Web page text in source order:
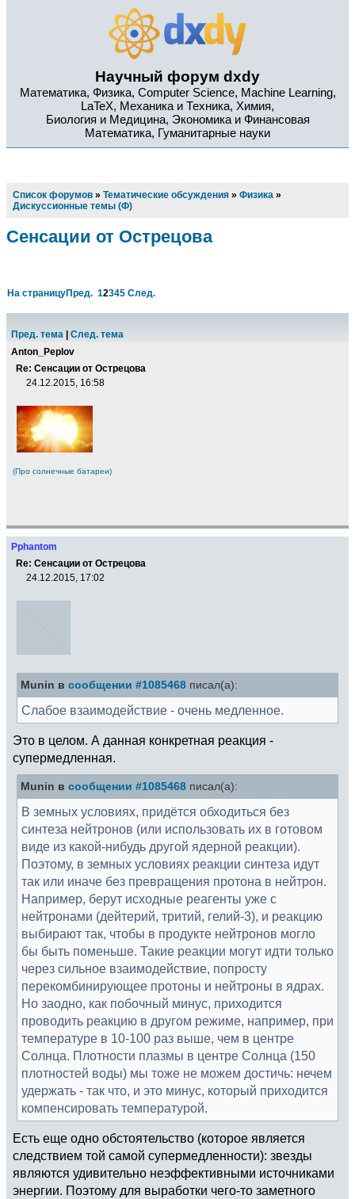
Научный форум dxdy
Математика, Физика, Computer Science, Machine Learning,
LaTeX, Механика и Техника, Химия,
Биология и Медицина, Экономика и Финансовая
Математика, Гуманитарные науки
Список форумов » Тематические обсуждения » Физика »
Дискуссионные темы (Ф)
Сенсации от Острецова
На страницуПред. 12345 След.
Пред. тема
След. тема
Anton_Peplov
Re: Сенсации от Острецова
24.12.2015, 16:58
(Про солнечные батареи)
Pphantom
Re: Сенсации от Острецова
24.12.2015, 17:02
Munin в сообщении #1085468 писал(а):
Слабое взаимодействие - очень медленное.
Это в целом. А данная конкретная реакция -
супермедленная.
Munin в сообщении #1085468 писал(а):
В земных условиях, придётся обходиться без
синтеза нейтронов (или использовать их в готовом
виде из какой-нибудь другой ядерной реакции).
Поэтому, в земных условиях реакции синтеза идут
так или иначе без превращения протона в нейтрон.
Например, берут исходные реагенты уже с
нейтронами (дейтерий, тритий, гелий-3), и реакцию
выбирают так, чтобы в продукте нейтронов могло
бы быть поменьше. Такие реакции могут идти только
через сильное взаимодействие, попросту
перекомбинирующее протоны и нейтроны в ядрах.
Но заодно, как побочный минус, приходится
проводить реакцию в другом режиме, например, при
температуре в 10-100 раз выше, чем в центре
Солнца. Плотности плазмы в центре Солнца (150
плотностей воды) мы тоже не можем достичь: нечем
удержать - так что, и это минус, который приходится
компенсировать температурой.
Есть еще одно обстоятельство (которое является
следствием той самой супермедленности): звезды
являются удивительно неэффективными источниками
энергии. Поэтому для выработки чего-то заметного